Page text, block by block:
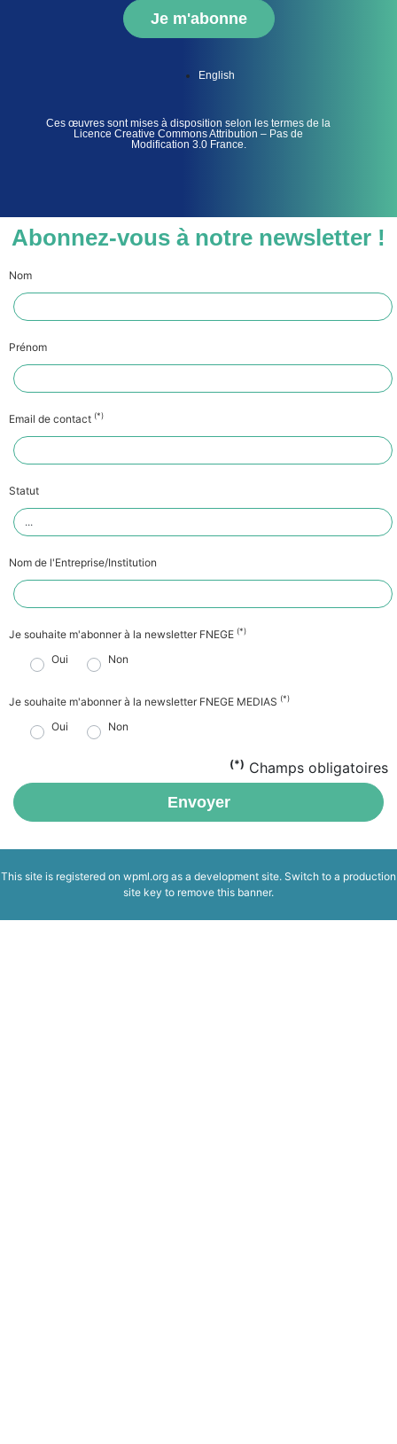
Je m'abonne
English
Ces œuvres sont mises à disposition selon les termes de la
Licence Creative Commons Attribution – Pas de
Modification 3.0 France.
Abonnez-vous à notre newsletter !
Nom
Prénom
Email de contact (*)
Statut
Nom de l'Entreprise/Institution
Je souhaite m'abonner à la newsletter FNEGE (*)
Oui Non
Je souhaite m'abonner à la newsletter FNEGE MEDIAS (*)
Oui Non
(*) Champs obligatoires
Envoyer
This site is registered on wpml.org as a development site. Switch to a production
site key to remove this banner.